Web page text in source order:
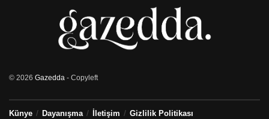
© 2026 Gazedda - Copyleft
Künye Dayanışma İletişim Gizlilik Politikası